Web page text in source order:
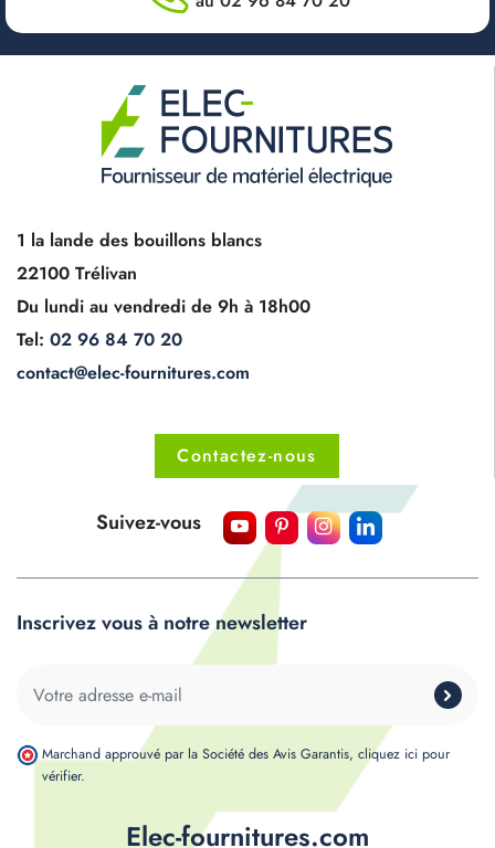
1 la lande des bouillons blancs
22100 Trélivan
Du lundi au vendredi de 9h à 18h00
Tel: 02 96 84 70 20
contact@elec-fournitures.com
Contactez-nous
Elec-fournitures.com
Suivez-vous
Inscrivez vous à notre newsletter
Marchand approuvé par la Société des Avis Garantis, cliquez ici pour
vérifier.